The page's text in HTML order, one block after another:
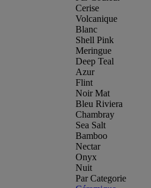
Cerise
Volcanique
Blanc
Shell Pink
Meringue
Deep Teal
Azur
Flint
Noir Mat
Bleu Riviera
Chambray
Sea Salt
Bamboo
Nectar
Onyx
Nuit
Par Categorie